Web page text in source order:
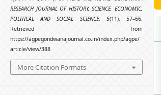
RESEARCH JOURNAL OF HISTORY, SCIENCE, ECONOMIC,
POLITICAL AND SOCIAL SCIENCE, 5(11), 57–66.
Retrieved from
https://agpegondwanajournal.co.in/index.php/agpe/
article/view/388
More Citation Formats